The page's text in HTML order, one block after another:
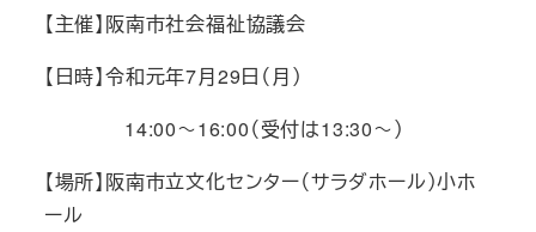
【主催】阪南市社会福祉協議会
【日時】令和元年7月29日（月）
14:00～16:00（受付は13:30～）
【場所】阪南市立文化センター（サラダホール）小ホ
ール